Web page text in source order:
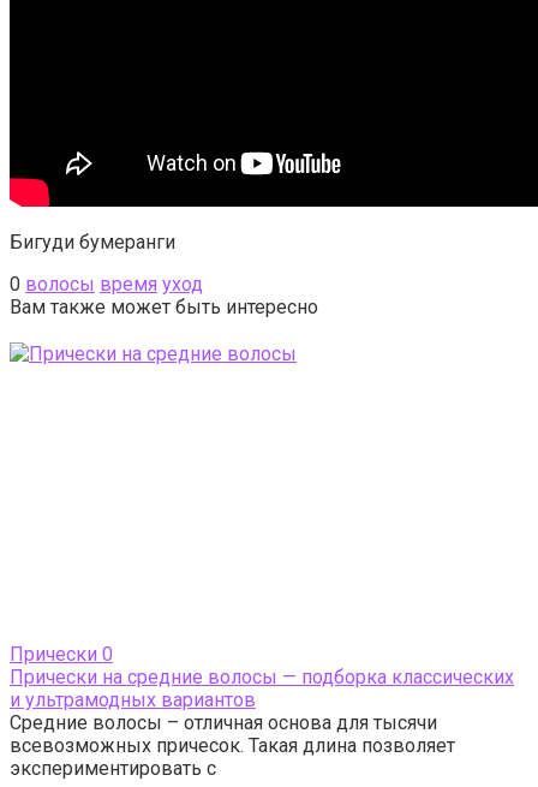
Бигуди бумеранги
0 волосы время уход
Вам также может быть интересно
Прически 0
Прически на средние волосы — подборка классических
и ультрамодных вариантов
Средние волосы – отличная основа для тысячи
всевозможных причесок. Такая длина позволяет
экспериментировать с